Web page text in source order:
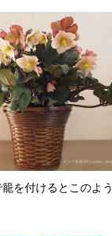
を付けるとこのよ